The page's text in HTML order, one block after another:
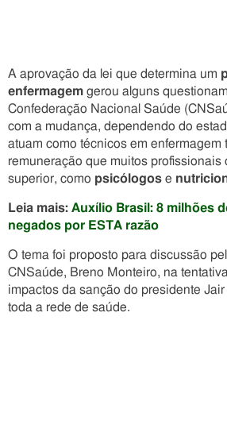
A aprovação da lei que determina um
enfermagem gerou alguns
Confederação Nacional Saúde
com a mudança, dependendo do
atuam como técnicos em enfermagem
remuneração que muitos profissionais
superior, como psicólogos e
Leia mais: Auxílio Brasil: 8 milhões
negados por ESTA razão
O tema foi proposto para discussão
CNSaúde, Breno Monteiro, na
impactos da sanção do presidente
toda a rede de saúde.